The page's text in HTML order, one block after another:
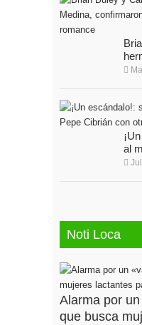
al
Noti Loca
Alarma por
que busca